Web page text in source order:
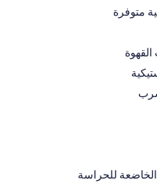
متوفرة
القهوة
الخاضعة للحراسة